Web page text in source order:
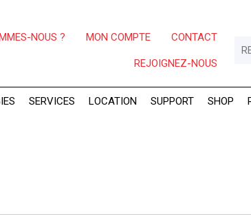
NOUS ? MON COMPTE CONTACT
REJOIGNEZ-NOUS
SERVICES LOCATION SUPPORT SHOP